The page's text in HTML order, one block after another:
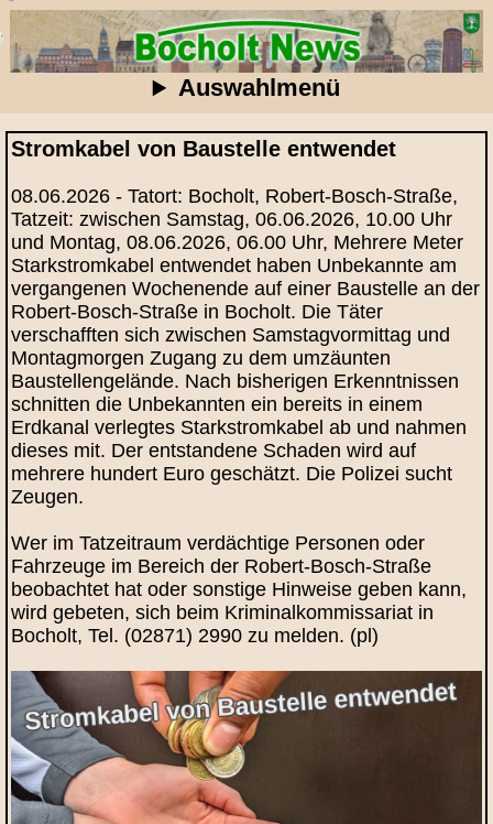
Auswahlmenü
Stromkabel von Baustelle entwendet
08.06.2026 - Tatort: Bocholt, Robert-Bosch-Straße,
Tatzeit: zwischen Samstag, 06.06.2026, 10.00 Uhr
und Montag, 08.06.2026, 06.00 Uhr, Mehrere Meter
Starkstromkabel entwendet haben Unbekannte am
vergangenen Wochenende auf einer Baustelle an der
Robert-Bosch-Straße in Bocholt. Die Täter
verschafften sich zwischen Samstagvormittag und
Montagmorgen Zugang zu dem umzäunten
Baustellengelände. Nach bisherigen Erkenntnissen
schnitten die Unbekannten ein bereits in einem
Erdkanal verlegtes Starkstromkabel ab und nahmen
dieses mit. Der entstandene Schaden wird auf
mehrere hundert Euro geschätzt. Die Polizei sucht
Zeugen.
Wer im Tatzeitraum verdächtige Personen oder
Fahrzeuge im Bereich der Robert-Bosch-Straße
beobachtet hat oder sonstige Hinweise geben kann,
wird gebeten, sich beim Kriminalkommissariat in
Bocholt, Tel. (02871) 2990 zu melden. (pl)